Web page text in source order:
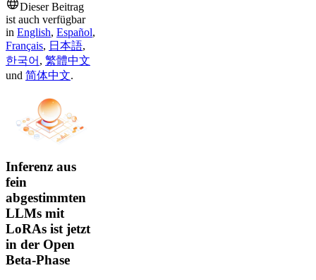
Dieser Beitrag
ist auch verfügbar
in English, Español,
Français, 日本語,
한국어 , 繁體中文
und 简体中文.
Inferenz aus
fein
abgestimmten
LLMs mit
LoRAs ist jetzt
in der Open
Beta-Phase